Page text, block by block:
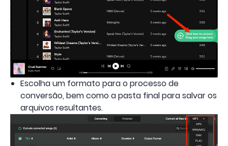
Escolha um formato para o processo de
conversão, bem como a pasta final para salvar os
arquivos resultantes.